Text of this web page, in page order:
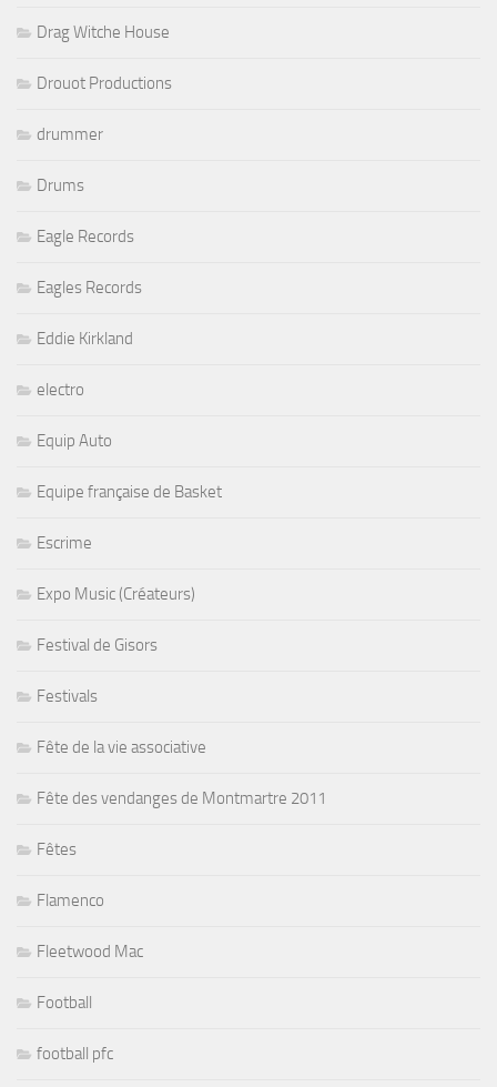
Drag Witche House
Drouot Productions
drummer
Drums
Eagle Records
Eagles Records
Eddie Kirkland
electro
Equip Auto
Equipe française de Basket
Escrime
Expo Music (Créateurs)
Festival de Gisors
Festivals
Fête de la vie associative
Fête des vendanges de Montmartre 2011
Fêtes
Flamenco
Fleetwood Mac
Football
football pfc